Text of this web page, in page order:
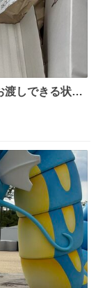
渡しできる状況
くとこの状態
😅 壊れる物な